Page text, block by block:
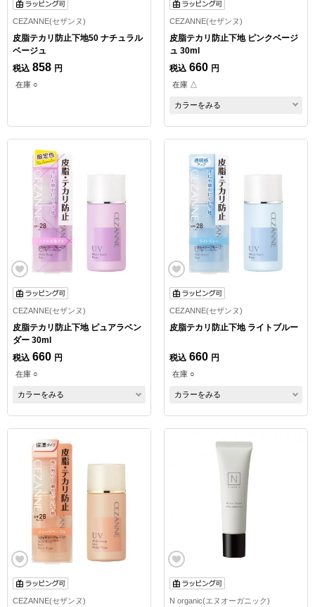
CEZANNE(セザンヌ)
皮脂テカリ防止下地50 ナチュラル
ベージュ
税込 858 円
在庫 ○
CEZANNE(セザンヌ)
皮脂テカリ防止下地 ピンクベージ
ュ 30ml
税込 660 円
在庫 △
カラーをみる
CEZANNE(セザンヌ)
皮脂テカリ防止下地 ピュアラベン
ダー 30ml
税込 660 円
在庫 ○
カラーをみる
CEZANNE(セザンヌ)
皮脂テカリ防止下地 ライトブルー
税込 660 円
在庫 ○
カラーをみる
CEZANNE(セザンヌ) N organic(エヌオーガニック)